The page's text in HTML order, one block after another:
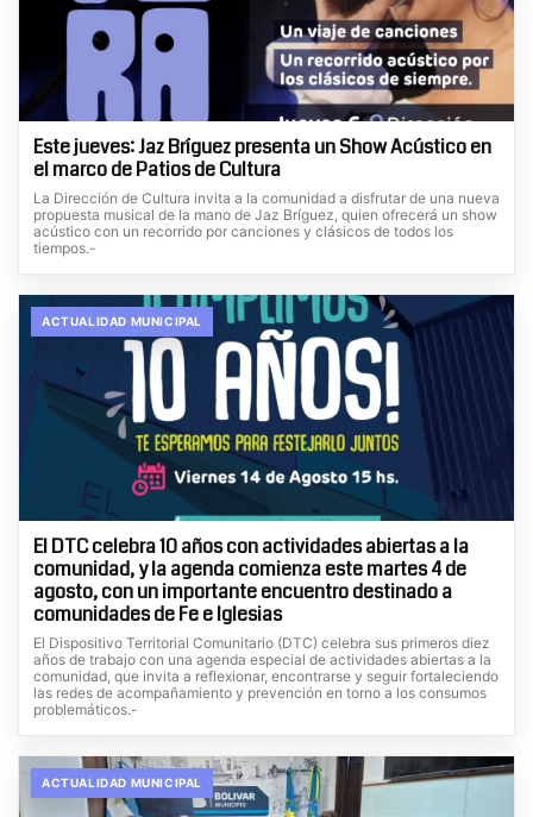
Este jueves: Jaz Bríguez presenta un Show Acústico en
el marco de Patios de Cultura
La Dirección de Cultura invita a la comunidad a disfrutar de una nueva
propuesta musical de la mano de Jaz Bríguez, quien ofrecerá un show
acústico con un recorrido por canciones y clásicos de todos los
tiempos.-
ACTUALIDAD MUNICIPAL
El DTC celebra 10 años con actividades abiertas a la
comunidad, y la agenda comienza este martes 4 de
agosto, con un importante encuentro destinado a
comunidades de Fe e Iglesias
El Dispositivo Territorial Comunitario (DTC) celebra sus primeros diez
años de trabajo con una agenda especial de actividades abiertas a la
comunidad, que invita a reflexionar, encontrarse y seguir fortaleciendo
las redes de acompañamiento y prevención en torno a los consumos
problemáticos.-
ACTUALIDAD MUNICIPAL